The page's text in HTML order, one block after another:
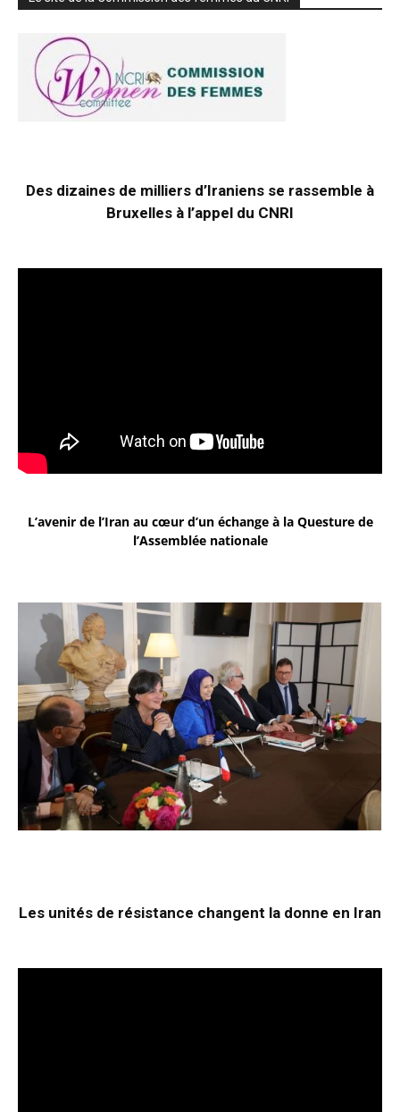
Des dizaines de milliers d’Iraniens se rassemble à
Bruxelles à l’appel du CNRI
L’avenir de l’Iran au cœur d’un échange à la Questure de
l’Assemblée nationale
Les unités de résistance changent la donne en Iran